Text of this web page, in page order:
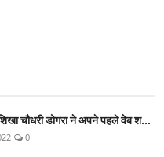
चौधरी डोगरा ने अपने पहले वेब श...
0